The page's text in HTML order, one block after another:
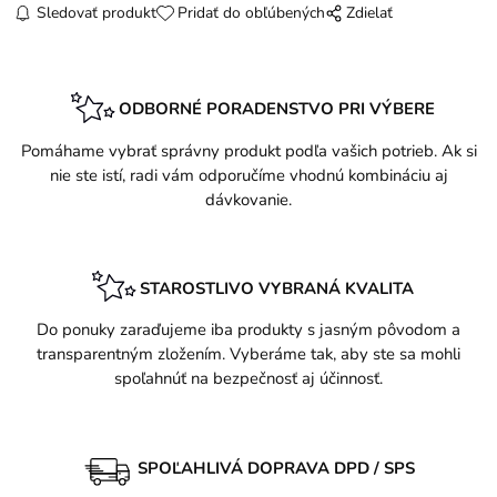
Sledovať produkt Pridať do obľúbených Zdielať
ODBORNÉ PORADENSTVO PRI VÝBERE
Pomáhame vybrať správny produkt podľa vašich potrieb. Ak si
nie ste istí, radi vám odporučíme vhodnú kombináciu aj
dávkovanie.
STAROSTLIVO VYBRANÁ KVALITA
Do ponuky zaraďujeme iba produkty s jasným pôvodom a
transparentným zložením. Vyberáme tak, aby ste sa mohli
spoľahnúť na bezpečnosť aj účinnosť.
SPOĽAHLIVÁ DOPRAVA DPD / SPS